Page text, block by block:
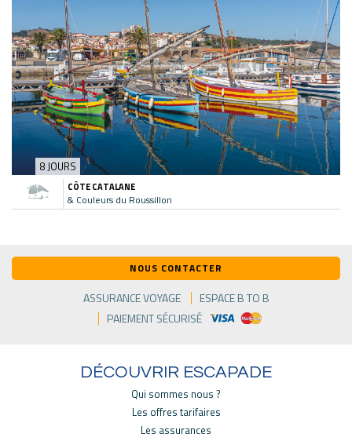
8 JOURS
CÔTE CATALANE
& Couleurs du Roussillon
NOUS CONTACTER
ASSURANCE VOYAGE
ESPACE B TO B
PAIEMENT SÉCURISÉ
DÉCOUVRIR ESCAPADE
Qui sommes nous ?
Les offres tarifaires
Les assurances